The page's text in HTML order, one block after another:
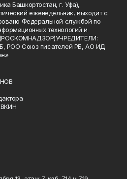
Башкортостан, г. Уфа),
еженедельник, выходит с
Федеральной службой по
технологий и
(РОСКОМНАДЗОР)УЧРЕДИТЕЛИ:
РОО Союз писателей РБ, АО ИД